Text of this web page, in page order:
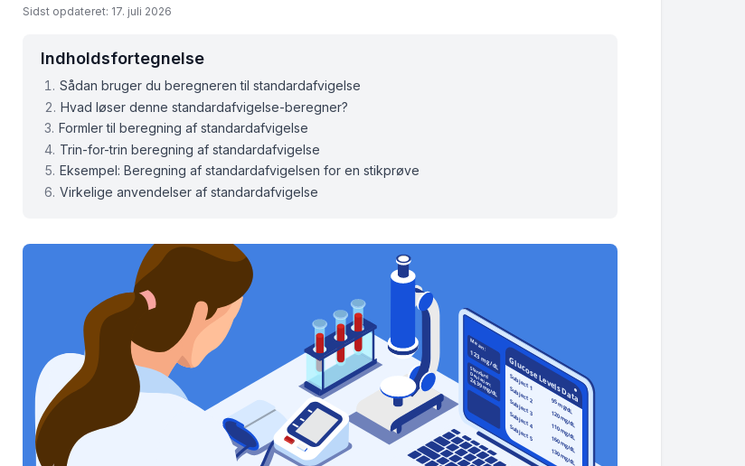
Sidst opdateret: 17. juli 2026
Indholdsfortegnelse
Sådan bruger du beregneren til standardafvigelse
Hvad løser denne standardafvigelse-beregner?
Formler til beregning af standardafvigelse
Trin-for-trin beregning af standardafvigelse
Eksempel: Beregning af standardafvigelsen for en stikprøve
Virkelige anvendelser af standardafvigelse